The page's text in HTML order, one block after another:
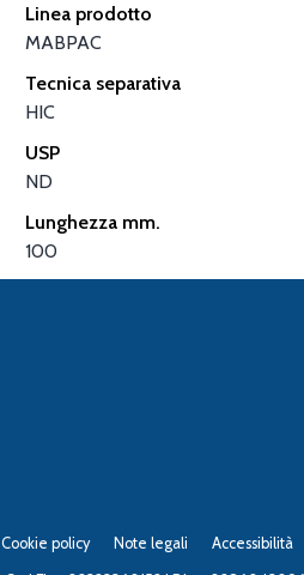
Linea prodotto
MABPAC
Tecnica separativa
HIC
USP
ND
Lunghezza mm.
100
Cookie policy Note legali Accessibilità